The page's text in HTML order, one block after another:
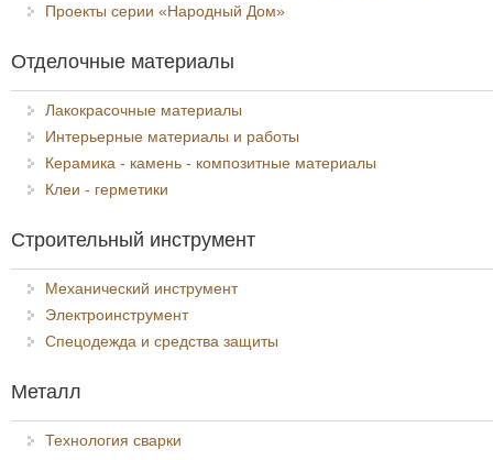
Проекты серии «Народный Дом»
Отделочные материалы
Лакокрасочные материалы
Интерьерные материалы и работы
Керамика - камень - композитные материалы
Клеи - герметики
Строительный инструмент
Механический инструмент
Электроинструмент
Спецодежда и средства защиты
Металл
Технология сварки